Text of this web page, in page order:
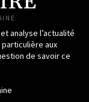
analyse l’actualité
aux
de savoir ce